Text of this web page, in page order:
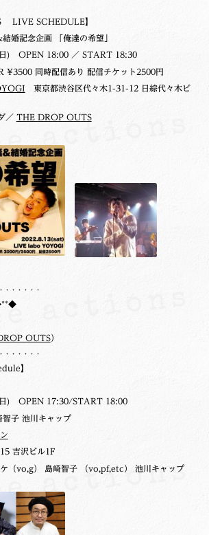
LIVE SCHEDULE】
婚記念企画 「俺達の希望」
日) OPEN 18:00 ／ START 18:30
同時配信あり 配信チケット2500円
東京都渋谷区代々木1-31-12 日綜代々木ビ
／ THE DROP OUTS
・・・・・・
OUTS）
・・・・・・
】
日) OPEN 17:30/START 18:00
智子 池川キャップ
吉沢ビル1F
（vo,g） 島崎智子 （vo,pf,etc） 池川キャップ